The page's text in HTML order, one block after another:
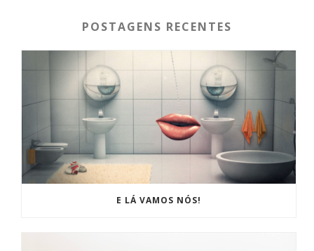
POSTAGENS RECENTES
E LÁ VAMOS NÓS!